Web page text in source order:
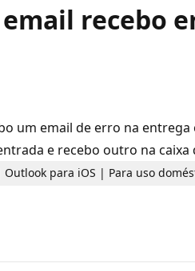
recebo
um email de erro na
e recebo outro na
para iOS | Para uso